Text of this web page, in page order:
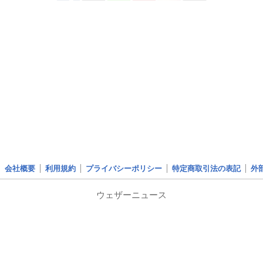
会社概要 利用規約 プライバシーポリシー 特定商取引法の表記 外
ウェザーニュース